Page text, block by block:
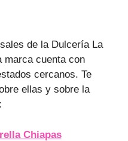
de la Dulcería La
marca cuenta con
cercanos. Te
ellas y sobre la
Chiapas